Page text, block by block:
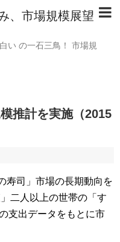
、市場規模展望
い の一石三鳥！ 市場規
推計を実施（2015
寿司」市場の長期動向を
二人以上の世帯の「す
支出データをもとに市